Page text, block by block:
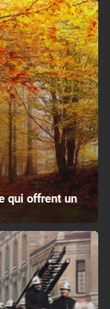
qui offrent un